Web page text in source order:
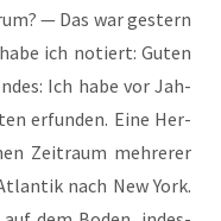
— Das war ges­tern
ich notiert: Guten
Ich habe vor Jah­
erfun­den. Eine Her­
Zeit­raum meh­re­rer
nach New York.